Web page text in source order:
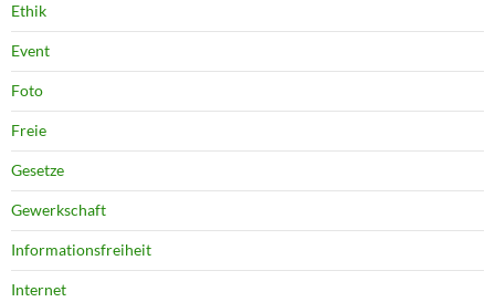
Ethik
Event
Foto
Freie
Gesetze
Gewerkschaft
Informationsfreiheit
Internet